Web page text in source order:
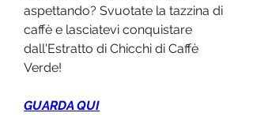
aspettando? Svuotate la tazzina di
caffè e lasciatevi conquistare
dall'Estratto di Chicchi di Caffè
Verde!
GUARDA QUI